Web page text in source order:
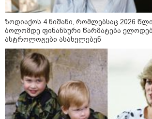
SpaceX-ის
სართულიანი
ობიექტი დღეს
დაეჯახება - რა
11:14 / 04-08-2026
ის
მიამსგავსა -
რეალურად
რომელიც
ფოტოზეა
ზოდიაქოს 4 ნიშანი, რომლებსაც 2026
ბოლომდე ფინანსური წარმატება
ასტროლოგები ასახელებენ